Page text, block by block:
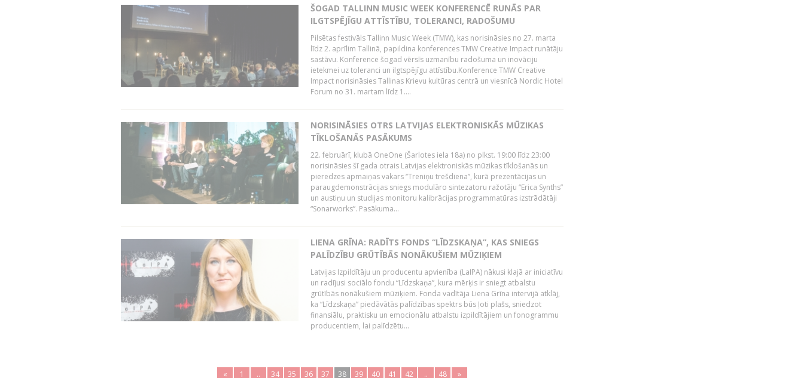
ŠOGAD TALLINN MUSIC WEEK KONFERENCĒ RUNĀS PAR
ILGTSPĒJĪGU ATTĪSTĪBU, TOLERANCI, RADOŠUMU
Pilsētas festivāls Tallinn Music Week (TMW), kas norisināsies no 27. marta
līdz 2. aprīlim Tallinā, papildina konferences TMW Creative Impact runātāju
sastāvu. Konference šogad vērsīs uzmanību radošuma un inovāciju
ietekmei uz toleranci un ilgtspējīgu attīstību.Konference TMW Creative
Impact norisināsies Tallinas Krievu kultūras centrā un viesnīcā Nordic Hotel
Forum no 31. martam līdz 1....
NORISINĀSIES OTRS LATVIJAS ELEKTRONISKĀS MŪZIKAS
TĪKLOŠANĀS PASĀKUMS
22. februārī, klubā OneOne (Šarlotes iela 18a) no plkst. 19:00 līdz 23:00
norisināsies šī gada otrais Latvijas elektroniskās mūzikas tīklošanās un
pieredzes apmaiņas vakars ‘’Treniņu trešdiena’’, kurā prezentācijas un
paraugdemonstrācijas sniegs modulāro sintezatoru ražotāju “Erica Synths”
un austiņu un studijas monitoru kalibrācijas programmatūras izstrādātāji
“Sonarworks”. Pasākuma...
LIENA GRĪNA: RADĪTS FONDS “LĪDZSKAŅA”, KAS SNIEGS
PALĪDZĪBU GRŪTĪBĀS NONĀKUŠIEM MŪZIĶIEM
Latvijas Izpildītāju un producentu apvienība (LaIPA) nākusi klajā ar iniciatīvu
un radījusi sociālo fondu “Līdzskaņa”, kura mērķis ir sniegt atbalstu
grūtībās nonākušiem mūziķiem. Fonda vadītāja Liena Grīna intervijā atklāj,
ka “Līdzskaņa” piedāvātās palīdzības spektrs būs ļoti plašs, sniedzot
finansiālu, praktisku un emocionālu atbalstu izpildītājiem un fonogrammu
producentiem, lai palīdzētu...
« 1 .. 34 35 36 37 38 39 40 41 42 .. 48 »